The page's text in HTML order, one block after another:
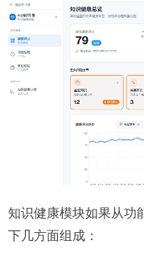
知识健康模块如果从功
下几方面组成：